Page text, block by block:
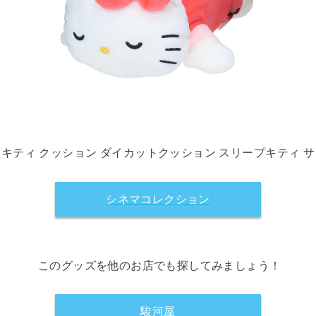
ティ クッション ダイカットクッション スリープキティ
シネマコレクション
このグッズを他のお店でも探してみましょう！
駿河屋